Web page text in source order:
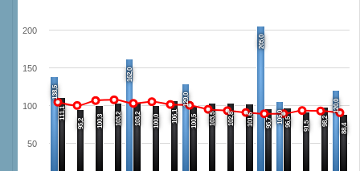
138,5
162,0
129,0
205,0
105,0
120,0
111,1
95,2 100,3 103,2 103,2 100,0 106,1 100,5 103,5 102,8 101,6 95,7 96,5 91,5 98,2
88,4
50
100
150
200